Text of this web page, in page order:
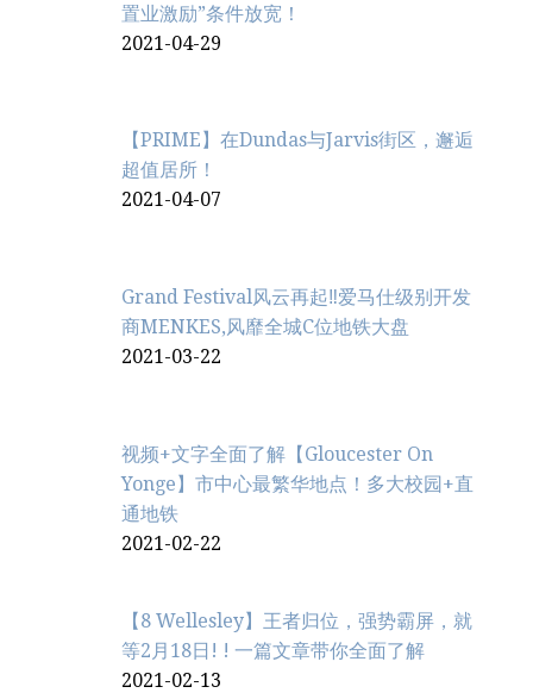
置业激励”条件放宽！
2021-04-29
【PRIME】在Dundas与Jarvis街区，邂逅
超值居所！
2021-04-07
Grand Festival风云再起‼️爱马仕级别开发
商MENKES,风靡全城C位地铁大盘
2021-03-22
视频+文字全面了解【Gloucester On
Yonge】市中心最繁华地点！多大校园+直
通地铁
2021-02-22
【8 Wellesley】王者归位，强势霸屏，就
等2月18日! ! 一篇文章带你全面了解
2021-02-13